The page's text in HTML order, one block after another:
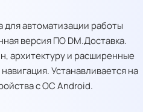
для автоматизации работы
версия ПО DM.Доставка.
архитектуру и расширенные
Устанавливается на
с ОС Android.